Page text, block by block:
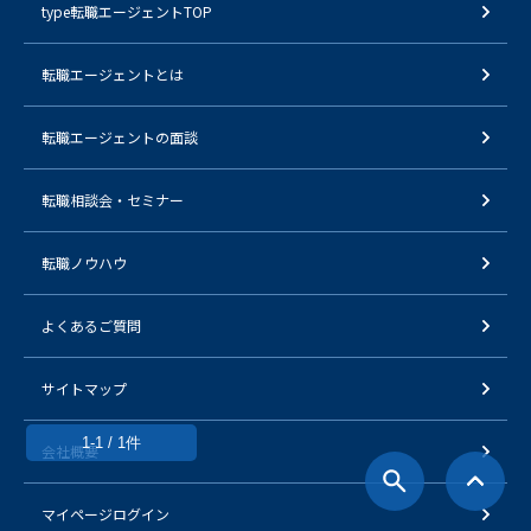
1-1 / 1件
type転職エージェントTOP
転職エージェントとは
転職エージェントの面談
転職相談会・セミナー
転職ノウハウ
よくあるご質問
サイトマップ
会社概要
マイページログイン